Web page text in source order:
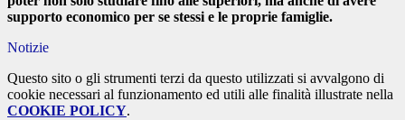
supporto economico per se stessi e le proprie famiglie.
Notizie
Questo sito o gli strumenti terzi da questo utilizzati si avvalgono di
cookie necessari al funzionamento ed utili alle finalità illustrate nella
COOKIE POLICY.